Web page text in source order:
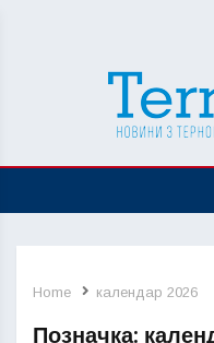
Home календар 2026
Позначка: